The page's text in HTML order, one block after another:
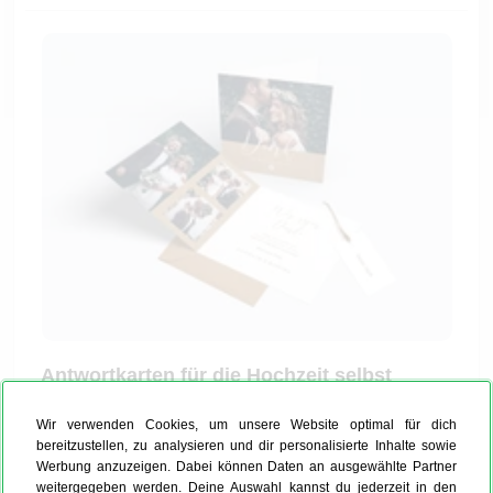
Wir verwenden Cookies, um unsere Website optimal für dich
bereitzustellen, zu analysieren und dir personalisierte Inhalte sowie
Werbung anzuzeigen. Dabei können Daten an ausgewählte Partner
weitergegeben werden. Deine Auswahl kannst du jederzeit in den
Antwortkarten für die Hochzeit selbst
Auch Eure Gäste sagen: Ja, ich will! Und legt Eurer
Hochzeitseinladungeine Antwortkarte bei, können sie